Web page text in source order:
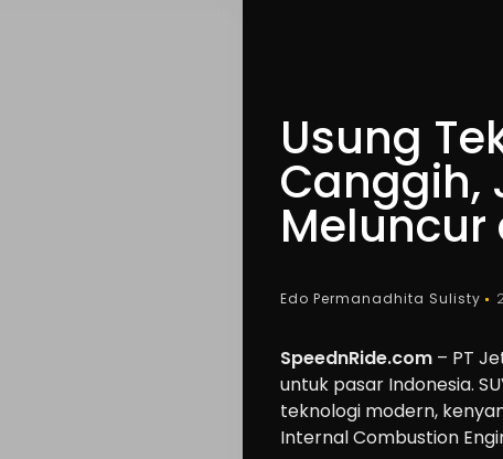
Usung
Canggih,
Meluncur
Edo Permanadhita Sulisty
SpeednRide.com– PT
untuk pasar Indonesia.
teknologi modern,
Internal Combustion